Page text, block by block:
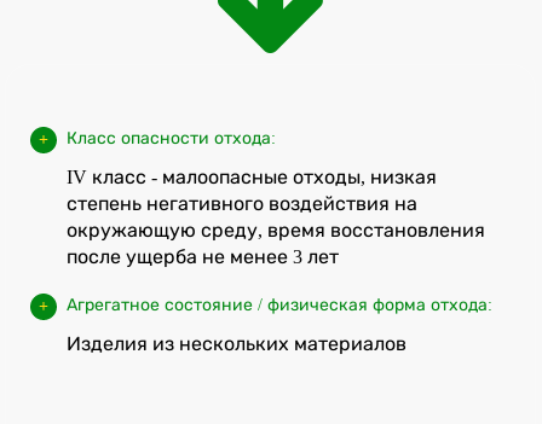
Класс опасности отхода:
IV класс - малоопасные отходы, низкая
степень негативного воздействия на
окружающую среду, время восстановления
после ущерба не менее 3 лет
Агрегатное состояние / физическая форма отхода:
Изделия из нескольких материалов